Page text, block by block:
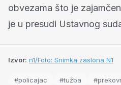
obvezama što je
je u presudi Ustavnog
Izvor: n1/Foto: Snimka zaslona N1
#policajac #tužba